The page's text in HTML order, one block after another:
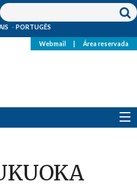
PORTUGÊS
Webmail Área reservada